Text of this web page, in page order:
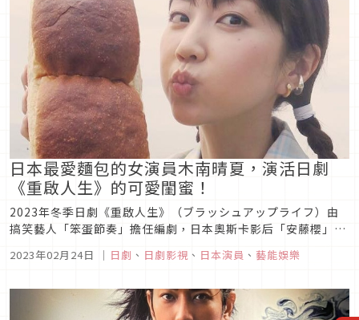
日本最愛麵包的女演員木南晴夏，演活日劇
《重啟人生》的可愛閨蜜！
2023年冬季日劇《重啟人生》（ブラッシュアップライフ）由
搞笑藝人「笨蛋節奏」擔任編劇，日本奧斯卡影后「安藤櫻」領
的演員分別是「木南晴夏」與「夏帆」，三人聚在一起的畫面十
木南晴夏這位日本藝...
2023年02月24日 ｜ 日劇 、 日劇影視 、 日本演員 、 藝能娛樂